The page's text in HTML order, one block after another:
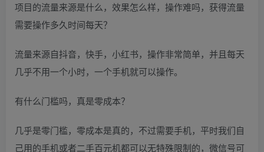
项目的流量来源是什么，效果怎么样，操作难吗，获得流量
需要操作多久时间每天？
流量来源自抖音，快手，小红书，操作非常简单，并且每天
几乎不用一个小时，一个手机就可以操作。
有什么门槛吗，真是零成本？
几乎是零门槛，零成本是真的，不过需要手机，平时我们自
己用的手机或者二手百元机都可以无特殊限制的，微信号可